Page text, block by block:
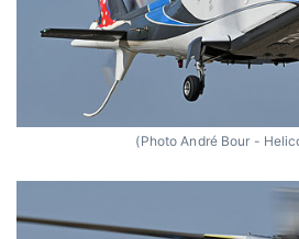
(Photo André Bour -